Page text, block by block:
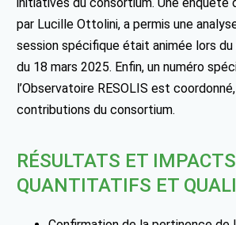
par Lucille Ottolini, a permis une
session spécifique était animée lors
du 18 mars 2025. Enfin, un numéro
l’Observatoire RESOLIS est
contributions du consortium.
RÉSULTATS ET
QUANTITATIFS ET